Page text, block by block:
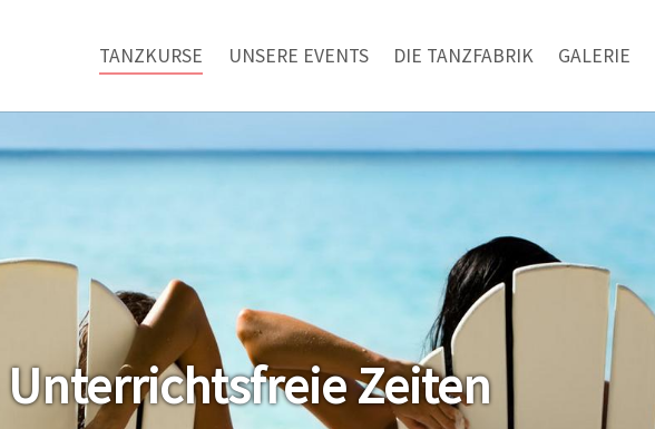
TANZKURSE UNSERE EVENTS DIE TANZFABRIK GALERIE
Unterrichtsfreie Zeiten